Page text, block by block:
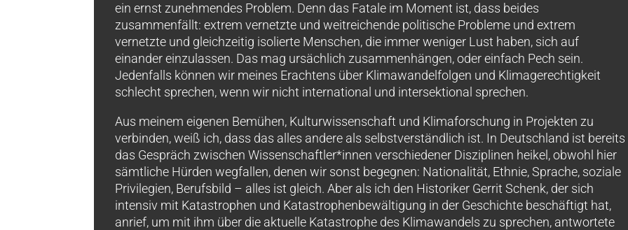
ein ernst zunehmendes Problem. Denn das Fatale im Moment ist, dass beides
zusammenfällt: extrem vernetzte und weitreichende politische Probleme und extrem
vernetzte und gleichzeitig isolierte Menschen, die immer weniger Lust haben, sich auf
einander einzulassen. Das mag ursächlich zusammenhängen, oder einfach Pech sein.
Jedenfalls können wir meines Erachtens über Klimawandelfolgen und Klimagerechtigkeit
schlecht sprechen, wenn wir nicht international und intersektional sprechen.
Aus meinem eigenen Bemühen, Kulturwissenschaft und Klimaforschung in Projekten zu
verbinden, weiß ich, dass das alles andere als selbstverständlich ist. In Deutschland ist bereits
das Gespräch zwischen Wissenschaftler*innen verschiedener Disziplinen heikel, obwohl hier
sämtliche Hürden wegfallen, denen wir sonst begegnen: Nationalität, Ethnie, Sprache, soziale
Privilegien, Berufsbild – alles ist gleich. Aber als ich den Historiker Gerrit Schenk, der sich
intensiv mit Katastrophen und Katastrophenbewältigung in der Geschichte beschäftigt hat,
anrief, um mit ihm über die aktuelle Katastrophe des Klimawandels zu sprechen, antwortete